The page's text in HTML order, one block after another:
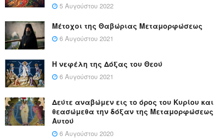
5 Αυγούστου 2022
Μέτοχοι της Θαβώριας Μεταμορφώσεως
6 Αυγούστου 2021
Η νεφέλη της Δόξας του Θεού
6 Αυγούστου 2021
Δεύτε αναβώμεν εις το όρος του Κυρίου και
θεασώμεθα την δόξαν της Μεταμορφώσεως
Αυτού
6 Αυγούστου 2020